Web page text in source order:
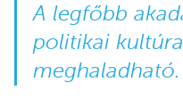
A legfőbb
politikai
meghaladható.